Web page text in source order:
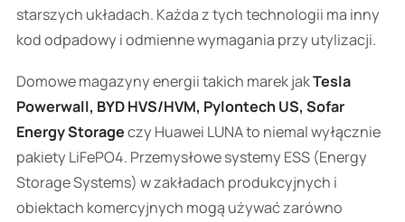
starszych układach. Każda z tych technologii ma inny
kod odpadowy i odmienne wymagania przy utylizacji.
Domowe magazyny energii takich marek jakTesla
Powerwall, BYD HVS/HVM, Pylontech US, Sofar
Energy Storageczy Huawei LUNA to niemal wyłącznie
pakiety LiFePO4. Przemysłowe systemy ESS (Energy
Storage Systems) w zakładach produkcyjnych i
obiektach komercyjnych mogą używać zarówno